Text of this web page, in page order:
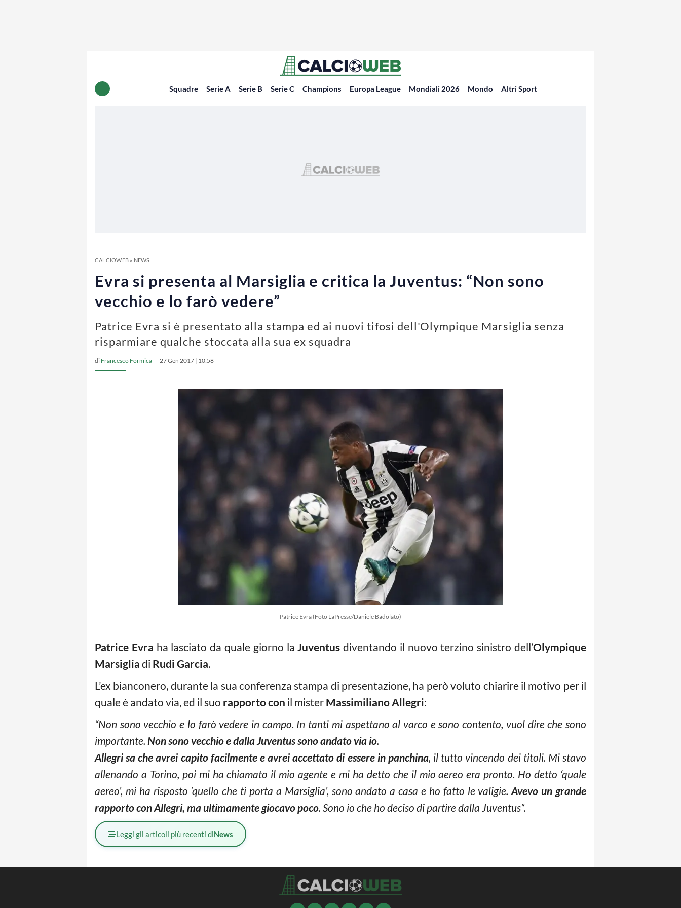
Squadre Serie A Serie B Serie C Champions Europa League Mondiali 2026 Mondo Altri Sport
CALCIOWEB» NEWS
Evra si presenta al Marsiglia e critica la Juventus: “Non sono
vecchio e lo farò vedere”
Patrice Evra si è presentato alla stampa ed ai nuovi tifosi dell'Olympique Marsiglia senza
risparmiare qualche stoccata alla sua ex squadra
di Francesco Formica 27 Gen 2017 | 10:58
Patrice Evra (Foto LaPresse/Daniele Badolato)
Patrice Evra ha lasciato da quale giorno laJuventus diventando il nuovo terzino sinistro dell’Olympique
Marsiglia di Rudi Garcia.
L’ex bianconero, durante la sua conferenza stampa di presentazione, ha però voluto chiarire il motivo per il
quale è andato via, ed il suo rapporto con il mister Massimiliano Allegri:
“Non sono vecchio e lo farò vedere in campo. In tanti mi aspettano al varco e sono contento, vuol dire che sono
importante. Non sono vecchio e dalla Juventus sono andato via io.
Allegri sa che avrei capito facilmente e avrei accettato di essere in panchina, il tutto vincendo dei titoli. Mi stavo
allenando a Torino, poi mi ha chiamato il mio agente e mi ha detto che il mio aereo era pronto. Ho detto ‘quale
aereo’, mi ha risposto ‘quello che ti porta a Marsiglia’, sono andato a casa e ho fatto le valigie.Avevo un grande
rapporto con Allegri, ma ultimamente giocavo poco. Sono io che ho deciso di partire dalla Juventus“.
Leggi gli articoli più recenti diNews